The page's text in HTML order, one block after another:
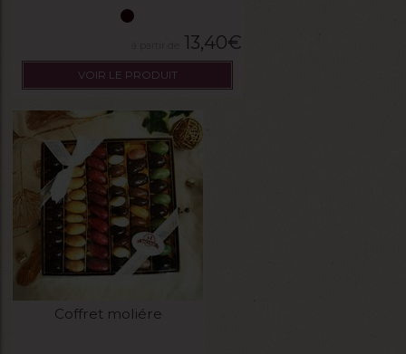
13,40€
VOIR LE PRODUIT
Coffret moliére